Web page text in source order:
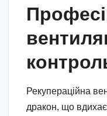
Рекупераційна
дракон, що вдихає